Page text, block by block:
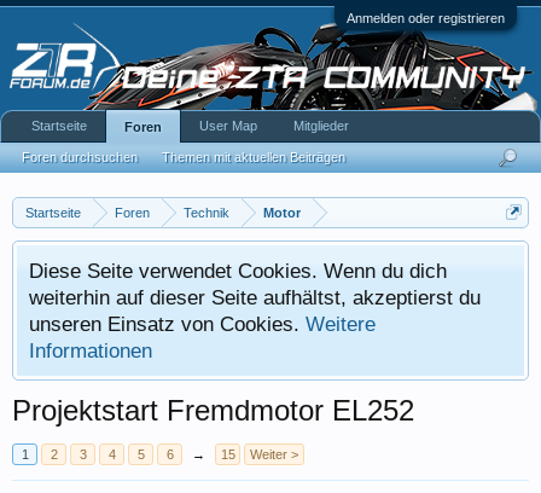
Anmelden oder registrieren
Startseite Foren Technik Motor
Diese Seite verwendet Cookies. Wenn du dich
weiterhin auf dieser Seite aufhältst, akzeptierst du
unseren Einsatz von Cookies. Weitere
Informationen
Projektstart Fremdmotor EL252
1 2 3 4 5 6 → 15 Weiter >
Startseite Foren
Foren durchsuchen Themen mit aktuellen Beiträgen
User Map Mitglieder